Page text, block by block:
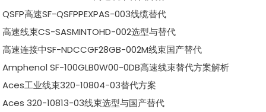
QSFP高速SF-QSFPPEXPAS-003线缆替代
高速线束CS-SASMINTOHD-002选型与替代
高速连接中SF-NDCCGF28GB-002M线束国产替代
Amphenol SF-100GLB0W00-0DB高速线束替代方案解析
Aces工业线束320-10804-03替代方案
Aces 320-10813-03线束选型与国产替代